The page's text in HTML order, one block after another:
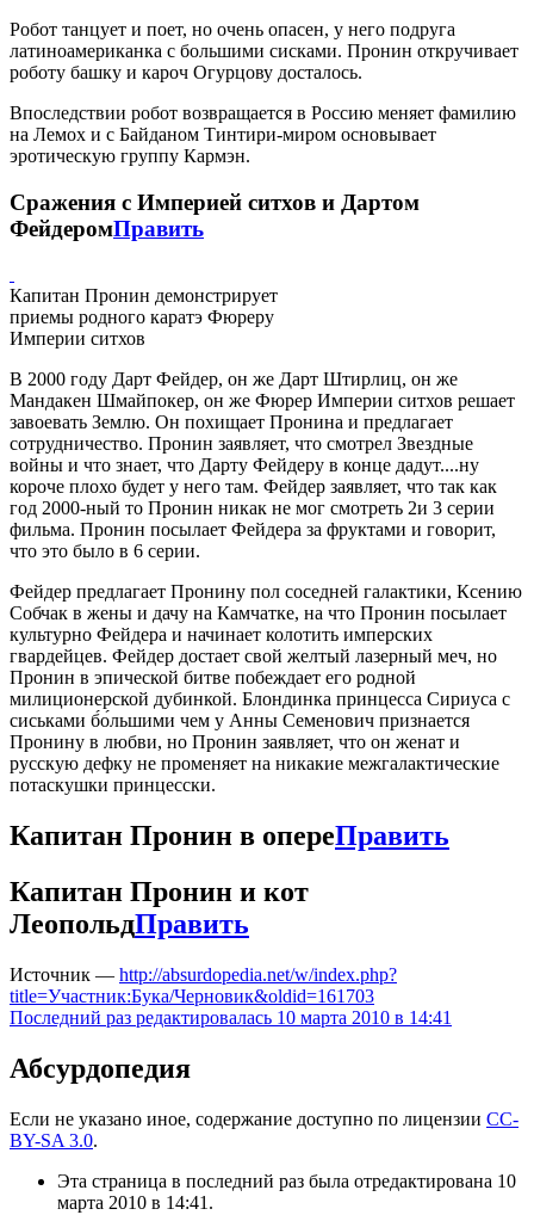
Робот танцует и поет, но очень опасен, у него подруга
латиноамериканка с большими сисками. Пронин откручивает
роботу башку и кароч Огурцову досталось.
Впоследствии робот возвращается в Россию меняет фамилию
на Лемох и с Байданом Тинтири-миром основывает
эротическую группу Кармэн.
Сражения с Империей ситхов и Дартом
ФейдеромПравить
Капитан Пронин демонстрирует
приемы родного каратэ Фюреру
Империи ситхов
В 2000 году Дарт Фейдер, он же Дарт Штирлиц, он же
Мандакен Шмайпокер, он же Фюрер Империи ситхов решает
завоевать Землю. Он похищает Пронина и предлагает
сотрудничество. Пронин заявляет, что смотрел Звездные
войны и что знает, что Дарту Фейдеру в конце дадут....ну
короче плохо будет у него там. Фейдер заявляет, что так как
год 2000-ный то Пронин никак не мог смотреть 2и 3 серии
фильма. Пронин посылает Фейдера за фруктами и говорит,
что это было в 6 серии.
Фейдер предлагает Пронину пол соседней галактики, Ксению
Собчак в жены и дачу на Камчатке, на что Пронин посылает
культурно Фейдера и начинает колотить имперских
гвардейцев. Фейдер достает свой желтый лазерный меч, но
Пронин в эпической битве побеждает его родной
милиционерской дубинкой. Блондинка принцесса Сириуса с
сиськами б́о́льшими чем у Анны Семенович признается
Пронину в любви, но Пронин заявляет, что он женат и
русскую дефку не променяет на никакие межгалактические
потаскушки принцесски.
Капитан Пронин в опереПравить
Капитан Пронин и кот
ЛеопольдПравить
Источник — http://absurdopedia.net/w/index.php?
title=Участник:Бука/Черновик&oldid=161703
Последний раз редактировалась 10 марта 2010 в 14:41
Абсурдопедия
Если не указано иное, содержание доступно по лицензии CC-
BY-SA 3.0.
Эта страница в последний раз была отредактирована 10
марта 2010 в 14:41.